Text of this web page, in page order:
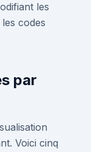
les
codes
par
Voici cinq